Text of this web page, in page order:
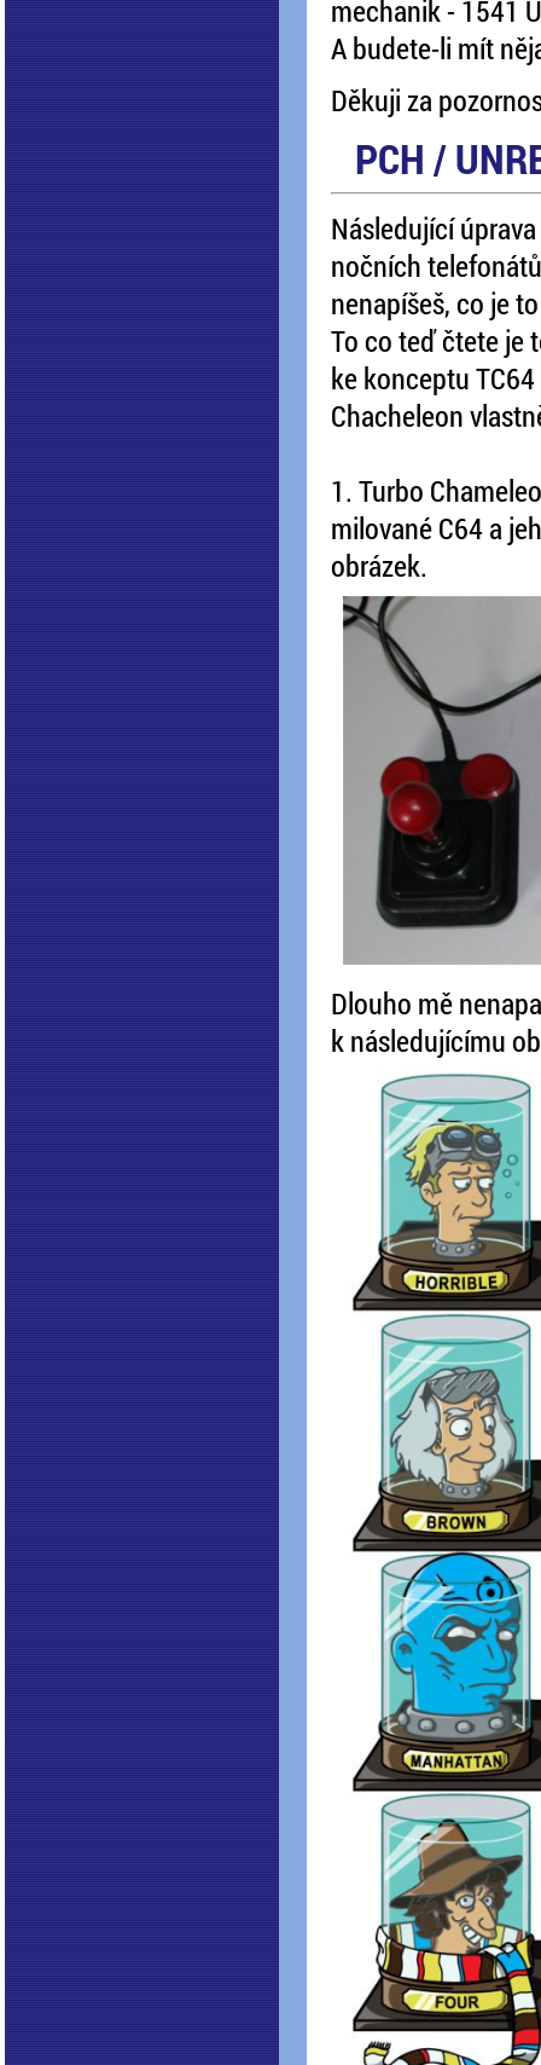
mechanik - 1541
A budete-li mít
Děkuji za
PCH /
Následující
nočních
nenapíšeš, co je
To co teď čtete je
ke konceptu
Chacheleon
1. Turbo
milované C64 a
obrázek.
Dlouho mě
k následujícímu